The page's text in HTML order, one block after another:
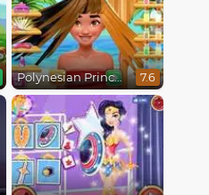
Polynesian Princess Real Haircuts 7.6